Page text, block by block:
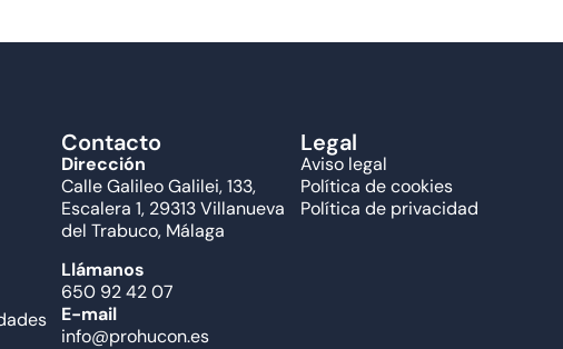
Contacto
Dirección
Calle Galileo Galilei, 133,
Escalera 1, 29313 Villanueva
del Trabuco, Málaga
Llámanos
650 92 42 07
E-mail
info@prohucon.es
Legal
Aviso legal
Política de cookies
Política de privacidad